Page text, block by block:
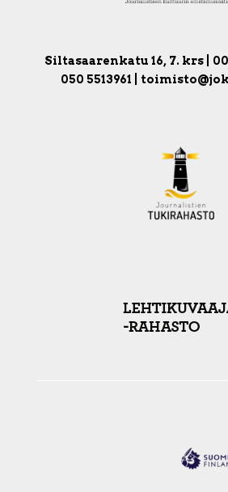
Siltasaarenkatu 16, 7. krs |
050 5513961 |